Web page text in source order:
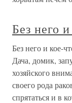
Без него
Без него и кое-
Дача, домик,
хозяйского
своего рода
спрятаться и в